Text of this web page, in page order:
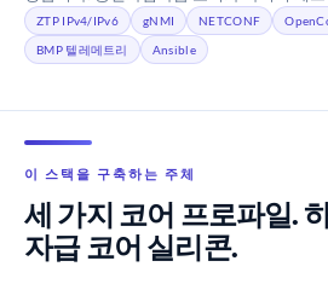
ZTP IPv4/IPv6 gNMI NETCONF
BMP 텔레메트리
Ansible
이 스택을 구축하는 주체
세 가지 코어 프로파일.
자급 코어 실리콘.